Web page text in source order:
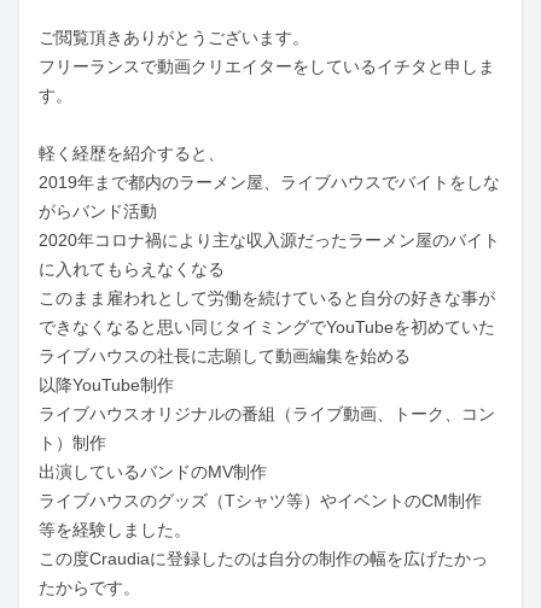
ご閲覧頂きありがとうございます。
フリーランスで動画クリエイターをしているイチタと申しま
す。
軽く経歴を紹介すると、
2019年まで都内のラーメン屋、ライブハウスでバイトをしな
がらバンド活動
2020年コロナ禍により主な収入源だったラーメン屋のバイト
に入れてもらえなくなる
このまま雇われとして労働を続けていると自分の好きな事が
できなくなると思い同じタイミングでYouTubeを初めていた
ライブハウスの社長に志願して動画編集を始める
以降YouTube制作
ライブハウスオリジナルの番組（ライブ動画、トーク、コン
ト）制作
出演しているバンドのMV制作
ライブハウスのグッズ（Tシャツ等）やイベントのCM制作
等を経験しました。
この度Craudiaに登録したのは自分の制作の幅を広げたかっ
たからです。